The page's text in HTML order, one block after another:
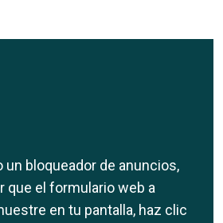
un bloqueador de anuncios,
que el formulario web a
en tu pantalla, haz clic